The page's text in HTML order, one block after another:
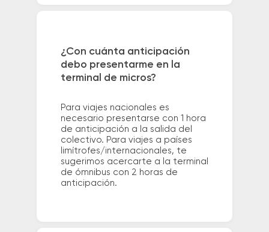
¿Con cuánta anticipación
debo presentarme en la
terminal de micros?
Para viajes nacionales es
necesario presentarse con 1 hora
de anticipación a la salida del
colectivo. Para viajes a países
limítrofes/internacionales, te
sugerimos acercarte a la terminal
de ómnibus con 2 horas de
anticipación.